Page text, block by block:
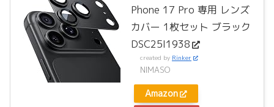
Phone 17 Pro 専用 レンズ
カバー 1枚セット ブラック
DSC25I1938
created by Rinker
NIMASO
Amazon